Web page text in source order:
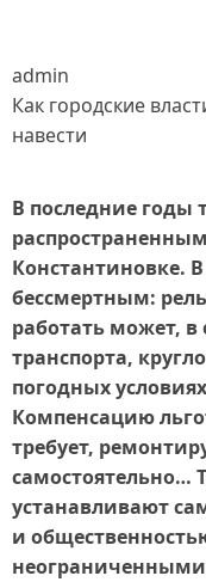
admin
Как городские
навести
В последние годы
Константиновке.
бессмертным:
работать может,
транспорта,
погодных
Компенсацию
требует,
самостоятельно…
устанавливают
и